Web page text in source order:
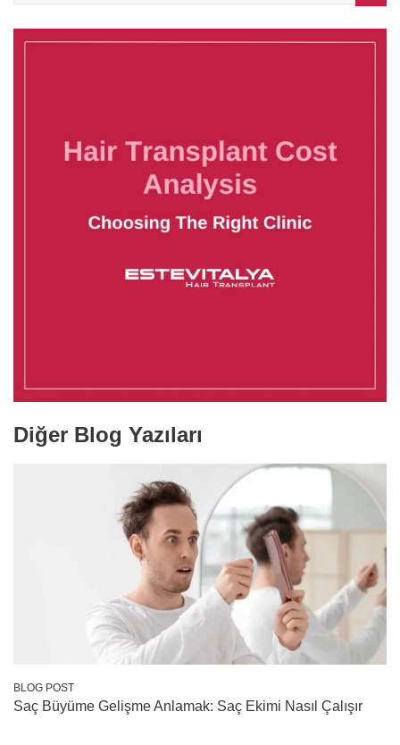
Diğer Blog Yazıları
BLOG POST
Saç Büyüme Gelişme Anlamak: Saç Ekimi Nasıl Çalışır